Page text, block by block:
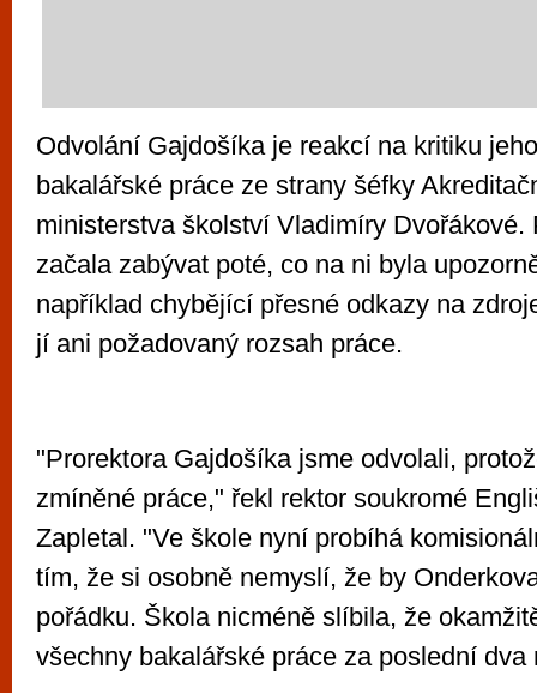
Odvolání Gajdošíka je reakcí na kritiku
bakalářské práce ze strany šéfky
ministerstva školství Vladimíry Dvořákové.
začala zabývat poté, co na ni byla
například chybějící přesné odkazy na
jí ani požadovaný rozsah práce.
"Prorektora Gajdošíka jsme odvolali,
zmíněné práce," řekl rektor soukromé
Zapletal. "Ve škole nyní probíhá
tím, že si osobně nemyslí, že by
pořádku. Škola nicméně slíbila, že
všechny bakalářské práce za poslední dva